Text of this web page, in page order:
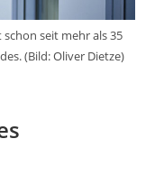
seit mehr als 35
(Bild: Oliver Dietze)